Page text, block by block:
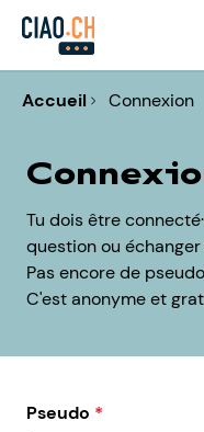
Accueil Connexion
Tu dois être
question ou
Pas encore de
C'est anonyme et
Pseudo *